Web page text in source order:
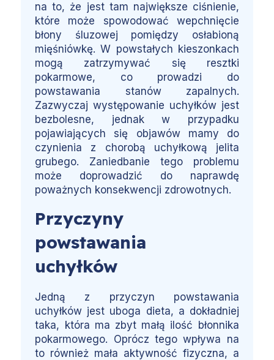
na to, że jest tam największe ciśnienie,
które może spowodować wepchnięcie
błony śluzowej pomiędzy osłabioną
mięśniówkę. W powstałych kieszonkach
mogą zatrzymywać się resztki
pokarmowe, co prowadzi do
powstawania stanów zapalnych.
Zazwyczaj występowanie uchyłków jest
bezbolesne, jednak w przypadku
pojawiających się objawów mamy do
czynienia z chorobą uchyłkową jelita
grubego. Zaniedbanie tego problemu
może doprowadzić do naprawdę
poważnych konsekwencji zdrowotnych.
Przyczyny
powstawania
uchyłków
Jedną z przyczyn powstawania
uchyłków jest uboga dieta, a dokładniej
taka, która ma zbyt małą ilość błonnika
pokarmowego. Oprócz tego wpływa na
to również mała aktywność fizyczna, a